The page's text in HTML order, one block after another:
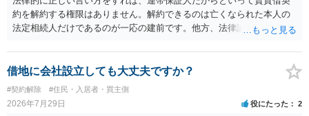
約を解約する権限はありません。解約できるのは亡くなられた本人の
法定相続人だけであるのが一応の建前です。他方、法律論はさてお
する動機づけがなくなります。 今回進められつつある手続はあくまで
も、建物を賃貸人に一日も早く明け渡すための便宜的方法として理解
するのが良いと思います。またその方法で進めた方が、連帯保証人で
あるお知り合いさんにとっても、自身の経済的負担を最小限に食い止
められるため望ましいやり方だといえます。
借地に会社設立しても大丈夫ですか？
#契約解除 #住民・入居者・買主側
2026年7月29日 役にたった 2